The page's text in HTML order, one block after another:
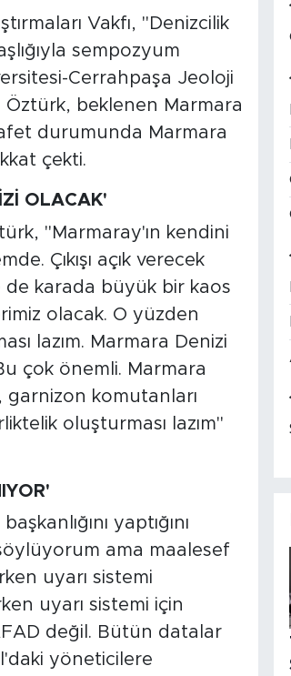
Vakfı, "Denizcilik
sempozyum
Cerrahpaşa Jeoloji
Öztürk, beklenen Marmara
durumunda Marmara
çekti.
OLACAK'
"Marmaray'ın kendini
Çıkışı açık verecek
de karada büyük bir kaos
olacak. O yüzden
lazım. Marmara Denizi
çok önemli. Marmara
garnizon komutanları
oluşturması lazım"
yaptığını
ama maalesef
uyarı sistemi
uyarı sistemi için
değil. Bütün datalar
yöneticilere